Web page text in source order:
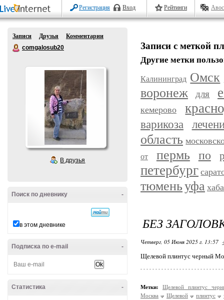
Регистрация Вход Рейтинги
Записи Друзья
Комментарии
comgalosub20
В друзья
-
Поиск по дневнику
в этом дневнике
-
Подписка по e-mail
-
Статистика
Записи с меткой
Другие метки
Калининград Омск
воронеж для
кемерово
варикоза
область
от пермь по
петербург
тюменьуфа
БЕЗ
Четверг, 05 Июня 2025 г. 13:57
Щелевой плинтус черный
Метки:
Щелевой плинтус
Москва
Щелевой плинтус